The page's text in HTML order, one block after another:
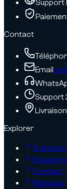
Support
Contact
Email
Support
Explorer
À propos
Espace
Contact
Marques